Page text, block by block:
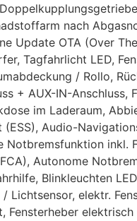
nach
Update OTA (Over
Tagfahrlicht LED,
/ Rollo,
+ AUX-IN-Anschluss,
im Laderaum,
Audio-
inkl.
Autonome
Blinkleuchten
Lichtsensor, elektr.
Fensterheber